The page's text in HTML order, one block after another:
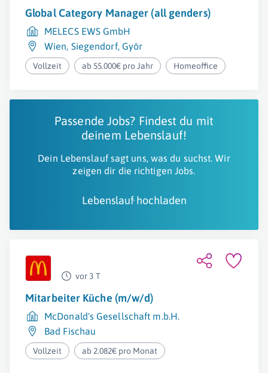
Global Category Manager (all genders)
MELECS EWS GmbH
Wien, Siegendorf, Györ
Vollzeit ab 55.000€ pro Jahr Homeoffice
Passende Jobs? Findest du mit
deinem Lebenslauf!
Dein Lebenslauf sagt uns, was du suchst. Wir
zeigen dir die richtigen Jobs.
Lebenslauf hochladen
vor 3 T
Mitarbeiter Küche (m/w/d)
McDonald's Gesellschaft m.b.H.
Bad Fischau
Vollzeit ab 2.082€ pro Monat